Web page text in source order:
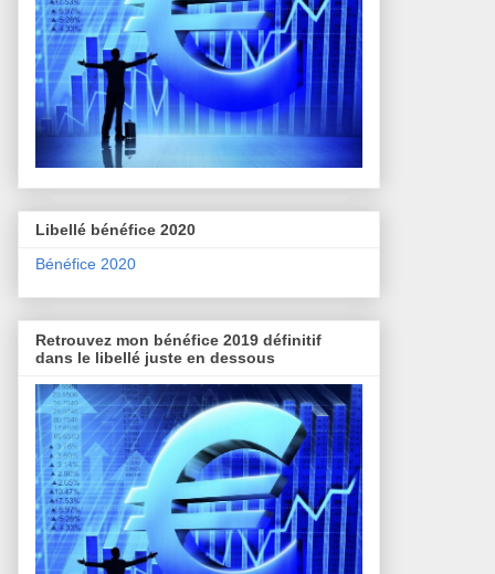
Libellé bénéfice 2020
Bénéfice 2020
Retrouvez mon bénéfice 2019 définitif
dans le libellé juste en dessous